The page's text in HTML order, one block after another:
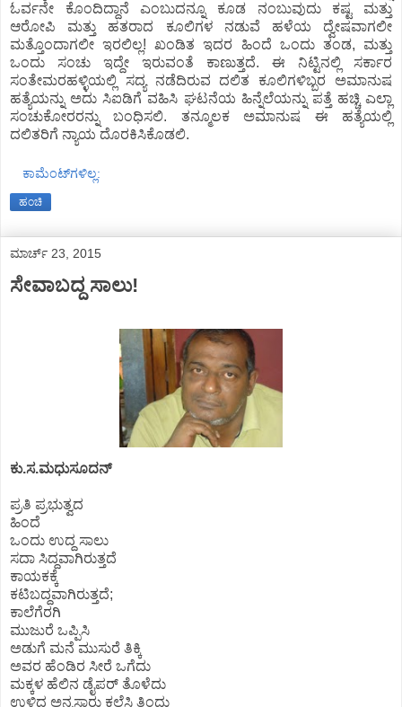
ಓರ್ವನೇ ಕೊಂದಿದ್ದಾನೆ ಎಂಬುದನ್ನೂ ಕೂಡ ನಂಬುವುದು ಕಷ್ಟ ಮತ್ತು
ಆರೋಪಿ ಮತ್ತು ಹತರಾದ ಕೂಲಿಗಳ ನಡುವೆ ಹಳೆಯ ದ್ವೇಷವಾಗಲೀ
ಮತ್ತೊಂದಾಗಲೀ ಇರಲಿಲ್ಲ! ಖಂಡಿತ ಇದರ ಹಿಂದೆ ಒಂದು ತಂಡ, ಮತ್ತು
ಒಂದು ಸಂಚು ಇದ್ದೇ ಇರುವಂತೆ ಕಾಣುತ್ತದೆ. ಈ ನಿಟ್ಟಿನಲ್ಲಿ ಸರ್ಕಾರ
ಸಂತೇಮರಹಳ್ಳಿಯಲ್ಲಿ ಸದ್ಯ ನಡೆದಿರುವ ದಲಿತ ಕೂಲಿಗಳಿಬ್ಬರ ಅಮಾನುಷ
ಹತ್ಯೆಯನ್ನು ಅದು ಸಿಐಡಿಗೆ ವಹಿಸಿ ಘಟನೆಯ ಹಿನ್ನೆಲೆಯನ್ನು ಪತ್ತೆ ಹಚ್ಚಿ ಎಲ್ಲಾ
ಸಂಚುಕೋರರನ್ನು ಬಂಧಿಸಲಿ. ತನ್ಮೂಲಕ ಅಮಾನುಷ ಈ ಹತ್ಯೆಯಲ್ಲಿ
ದಲಿತರಿಗೆ ನ್ಯಾಯ ದೊರಕಿಸಿಕೊಡಲಿ.
ಕಾಮೆಂಟ್‌ಗಳಿಲ್ಲ:
ಹಂಚಿ
ಮಾರ್ಚ್ 23, 2015
ಸೇವಾಬದ್ದ ಸಾಲು!
ಕು.ಸ.ಮಧುಸೂದನ್
ಪ್ರತಿ ಪ್ರಭುತ್ವದ
ಹಿಂದೆ
ಒಂದು ಉದ್ದ ಸಾಲು
ಸದಾ ಸಿದ್ದವಾಗಿರುತ್ತದೆ
ಕಾಯಕಕ್ಕೆ
ಕಟಿಬದ್ದವಾಗಿರುತ್ತದೆ;
ಕಾಲೆಗೆರಗಿ
ಮುಜುರೆ ಒಪ್ಪಿಸಿ
ಅಡುಗೆ ಮನೆ ಮುಸುರೆ ತಿಕ್ಕಿ
ಅವರ ಹೆಂಡಿರ ಸೀರೆ ಒಗೆದು
ಮಕ್ಕಳ ಹೆಲಿನ ಡೈಪರ್ ತೊಳೆದು
ಉಳಿದ ಅನ್ನಸಾರು ಕಲೆಸಿ ತಿಂದು